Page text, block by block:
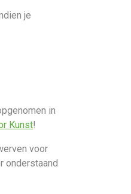
je
in
Kunst!
voor
onderstaand